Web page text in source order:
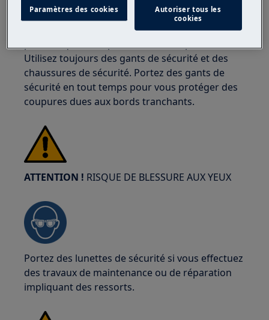
Faites toujours attention lorsque vous déplacez
des appareils. Pour les appareils lourds, il est
Utilisez toujours des gants de sécurité et des
chaussures de sécurité. Portez des gants de
sécurité en tout temps pour vous protéger des
coupures dues aux bords tranchants.
ATTENTION ! RISQUE DE BLESSURE AUX YEUX
Portez des lunettes de sécurité si vous effectuez
des travaux de maintenance ou de réparation
impliquant des ressorts.
Paramètres des cookies
Autoriser tous les
cookies